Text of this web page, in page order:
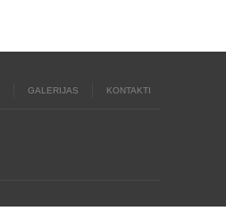
GALERIJAS KONTAKTI